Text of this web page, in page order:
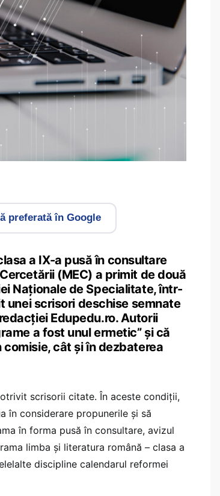
preferată în Google
a IX-a pusă în consultare
(MEC) a primit de două
Naționale de Specialitate, într-
unei scrisori deschise semnate
Edupedu.ro. Autorii
a fost unul ermetic” și că
cât și în dezbaterea
scrisorii citate. În aceste condiții,
în considerare propunerile și să
în forma pusă în consultare, avizul
limba și literatura română – clasa a
discipline calendarul reformei